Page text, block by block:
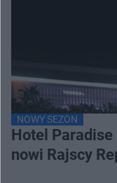
NOWY SEZON
Hotel
nowi Rajscy